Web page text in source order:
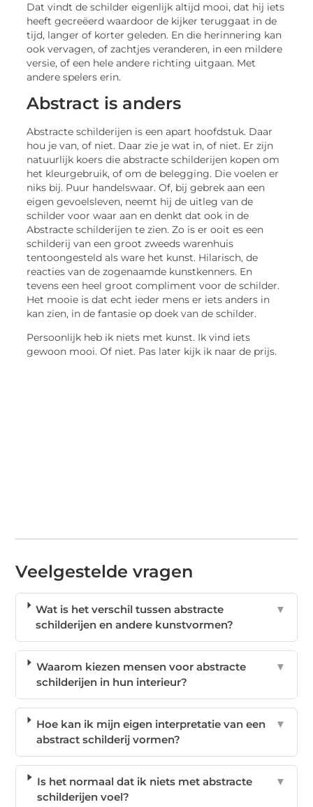
Dat vindt de schilder eigenlijk altijd mooi, dat hij iets
heeft gecreëerd waardoor de kijker teruggaat in de
tijd, langer of korter geleden. En die herinnering kan
ook vervagen, of zachtjes veranderen, in een mildere
versie, of een hele andere richting uitgaan. Met
andere spelers erin.
Abstract is anders
Abstracte schilderijen is een apart hoofdstuk. Daar
hou je van, of niet. Daar zie je wat in, of niet. Er zijn
natuurlijk koers die abstracte schilderijen kopen om
het kleurgebruik, of om de belegging. Die voelen er
niks bij. Puur handelswaar. Of, bij gebrek aan een
eigen gevoelsleven, neemt hij de uitleg van de
schilder voor waar aan en denkt dat ook in de
Abstracte schilderijen te zien. Zo is er ooit es een
schilderij van een groot zweeds warenhuis
tentoongesteld als ware het kunst. Hilarisch, de
reacties van de zogenaamde kunstkenners. En
tevens een heel groot compliment voor de schilder.
Het mooie is dat echt ieder mens er iets anders in
kan zien, in de fantasie op doek van de schilder.
Persoonlijk heb ik niets met kunst. Ik vind iets
gewoon mooi. Of niet. Pas later kijk ik naar de prijs.
Veelgestelde vragen
Wat is het verschil tussen abstracte
schilderijen en andere kunstvormen?
▼
Waarom kiezen mensen voor abstracte
schilderijen in hun interieur?
▼
Hoe kan ik mijn eigen interpretatie van een
abstract schilderij vormen?
▼
Is het normaal dat ik niets met abstracte
schilderijen voel?
▼